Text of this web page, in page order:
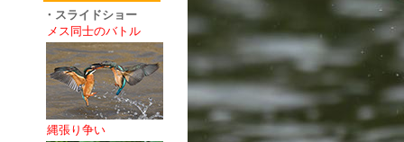
・スライドショー
メス同士のバトル
縄張り争い